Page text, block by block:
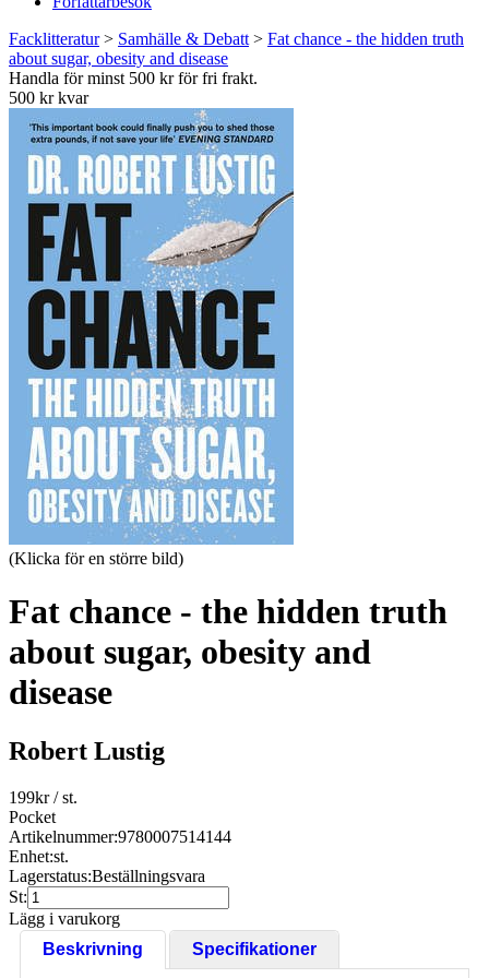
Facklitteratur> Samhälle & Debatt > Fat chance - the hidden truth
about sugar, obesity and disease
Handla för minst 500 kr för fri frakt.
500 kr kvar
(Klicka för en större bild)
Fat chance - the hidden truth
about sugar, obesity and
disease
Robert Lustig
199kr/ st.
Pocket
Artikelnummer:9780007514144
Enhet:st.
Lagerstatus:Beställningsvara
St:
Lägg i varukorg
Beskrivning
Specifikationer